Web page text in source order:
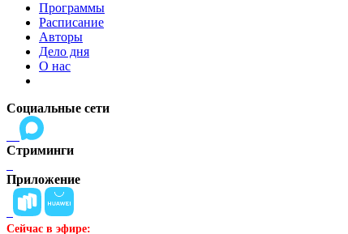
Программы
Расписание
Авторы
Дело дня
О нас
Социальные сети
Стриминги
Приложение
Сейчас в эфире: